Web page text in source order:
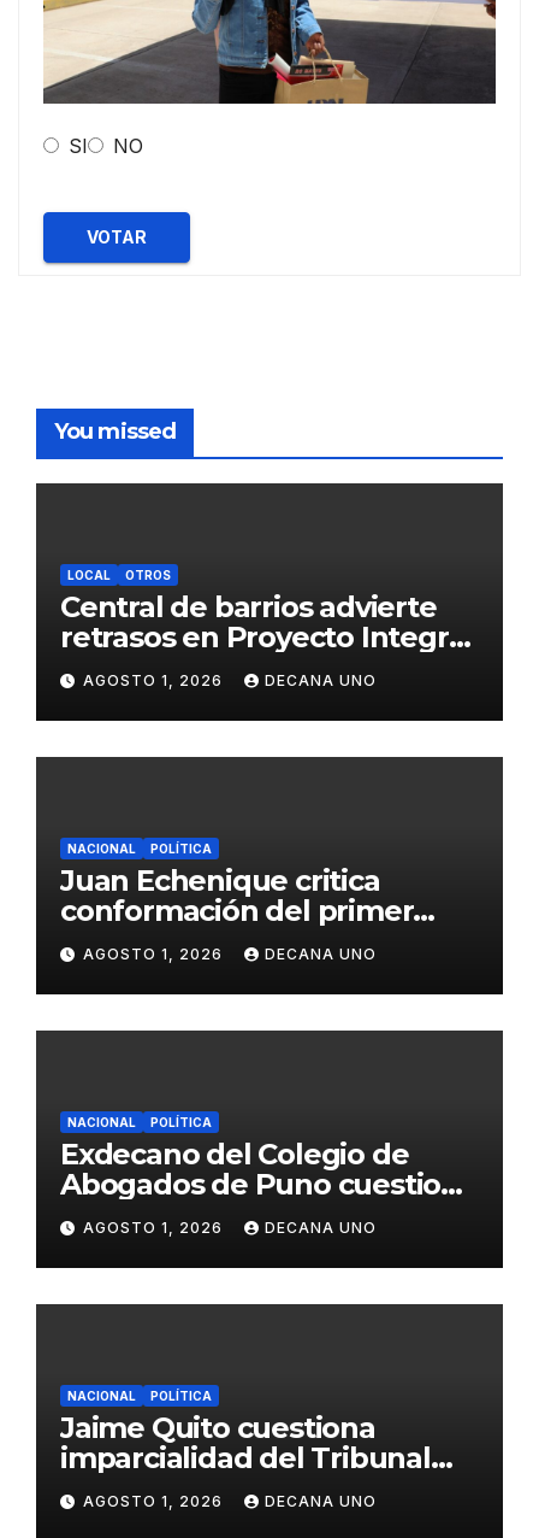
SI NO
VOTAR
You missed
LOCAL OTROS
Central de barrios advierte
retrasos en Proyecto Integral
de Agua y Alcantarillado para
Juliaca
AGOSTO 1, 2026 DECANA UNO
NACIONAL POLÍTICA
Juan Echenique critica
conformación del primer
gabinete ministerial de Keiko
Fujimori
AGOSTO 1, 2026 DECANA UNO
NACIONAL POLÍTICA
Exdecano del Colegio de
Abogados de Puno cuestiona
propuestas sobre seguridad
ciudadana
AGOSTO 1, 2026 DECANA UNO
NACIONAL POLÍTICA
Jaime Quito cuestiona
imparcialidad del Tribunal
Constitucional tras liberación
de Ollanta Humala
AGOSTO 1, 2026 DECANA UNO